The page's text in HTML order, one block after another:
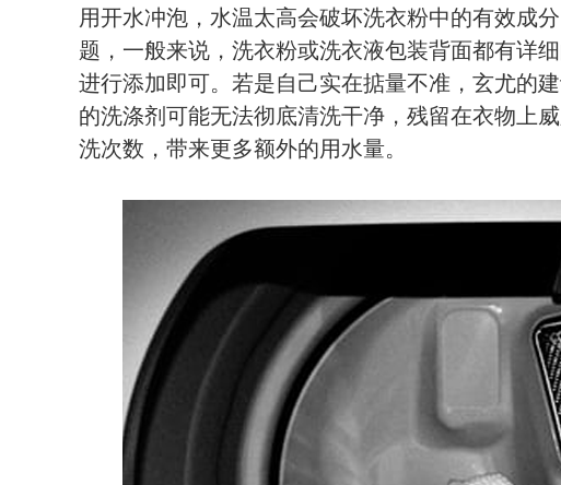
用开水冲泡，水温太高会破坏洗衣粉中的有效成
题，一般来说，洗衣粉或洗衣液包装背面都有详
进行添加即可。若是自己实在掂量不准，玄尤的
的洗涤剂可能无法彻底清洗干净，残留在衣物上
洗次数，带来更多额外的用水量。